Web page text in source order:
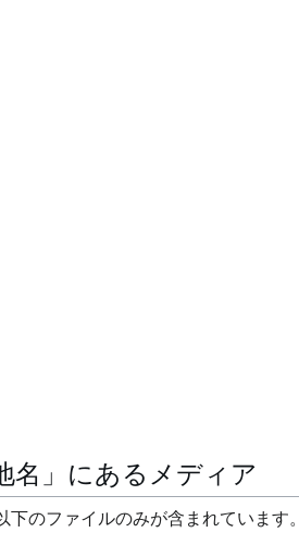
名」にあるメディア
下のファイルのみが含まれています。